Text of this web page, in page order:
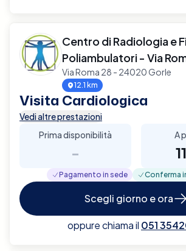
Centro di Radiologia e
Poliambulatori - Via
Via Roma 28 - 24020 Gorle
12.1 km
Visita Cardiologica
Vedi altre prestazioni
Prima disponibilità
-
A
Pagamento in sede Conferma
Scegli giorno e ora
oppure chiama il 051